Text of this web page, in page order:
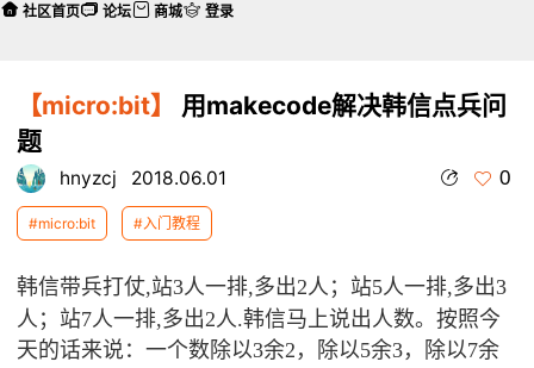
【micro:bit】
用makecode解决韩信点兵问
题
hnyzcj 2018.06.01 0
#micro:bit #入门教程
韩信带兵打仗,站3人一排,多出2人；站5人一排,多出3
人；站7人一排,多出2人.韩信马上说出人数。按照今
天的话来说：一个数除以3余2，除以5余3，除以7余
社区首页 论坛 商城 登录